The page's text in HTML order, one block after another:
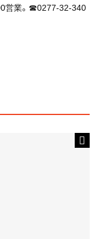
営業。☎0277-32-340